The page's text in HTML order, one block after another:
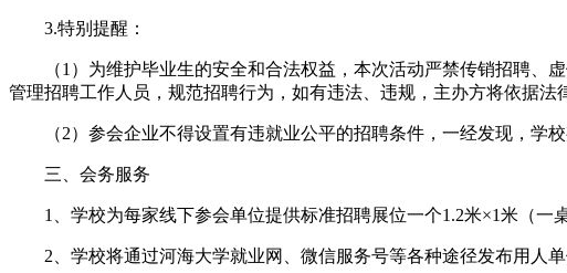
3.特别提醒：
（1）为维护毕业生的安全和合法权益，本次活动严禁传销招聘
管理招聘工作人员，规范招聘行为，如有违法、违规，主办方将依据法
（2）参会企业不得设置有违就业公平的招聘条件，一经发现，学
三、会务服务
1、学校为每家线下参会单位提供标准招聘展位一个1.2米×1米（
2、学校将通过河海大学就业网、微信服务号等各种途径发布用人单